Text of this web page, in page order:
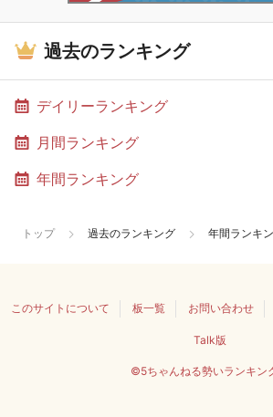
過去のランキング
デイリーランキング
月間ランキング
年間ランキング
トップ 過去のランキング 年間ランキ
このサイトについて 板一覧 お問い合わせ
Talk版
©5ちゃんねる勢いランキン